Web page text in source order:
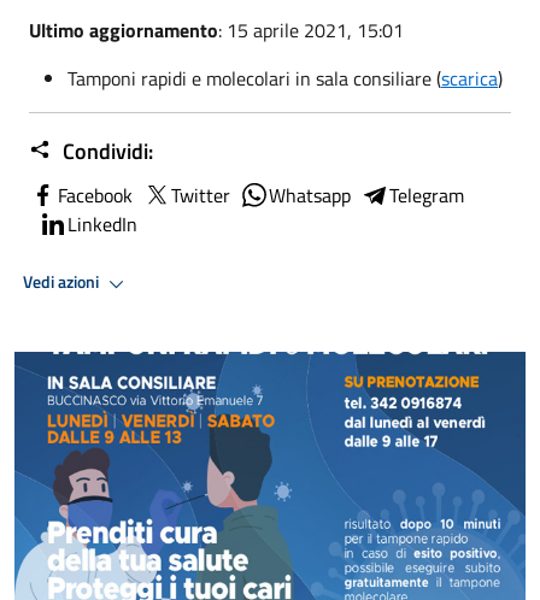
Ultimo aggiornamento: 15 aprile 2021, 15:01
Tamponi rapidi e molecolari in sala consiliare (scarica)
Condividi:
Facebook Twitter Whatsapp
Telegram
LinkedIn
Vedi azioni